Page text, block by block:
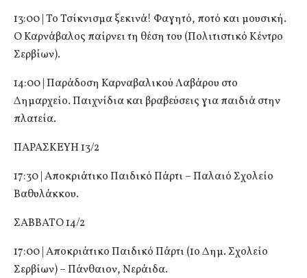
13:00 | Το Τσίκνισμα ξεκινά! Φαγητό, ποτό και μουσική.
Ο Καρνάβαλος παίρνει τη θέση του (Πολιτιστικό Κέντρο
Σερβίων).
14:00 | Παράδοση Καρναβαλικού Λαβάρου στο
Δημαρχείο. Παιχνίδια και βραβεύσεις για παιδιά στην
πλατεία.
ΠΑΡΑΣΚΕΥΗ 13/2
17:30 | Αποκριάτικο Παιδικό Πάρτι – Παλαιό Σχολείο
Βαθυλάκκου.
ΣΑΒΒΑΤΟ 14/2
17:00 | Αποκριάτικο Παιδικό Πάρτι (1ο Δημ. Σχολείο
Σερβίων) – Πάνθαιον, Νεράιδα.